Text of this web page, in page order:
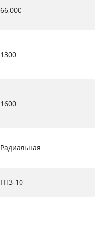
66,000
1300
1600
Радиальная
ГПЗ-10